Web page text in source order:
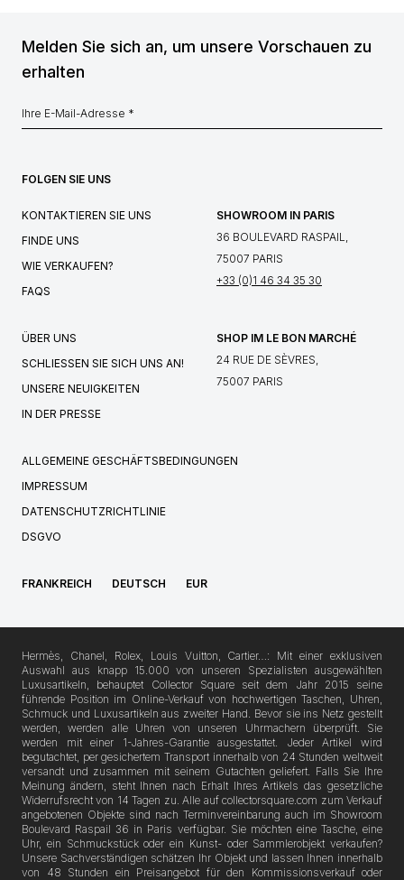
Melden Sie sich an, um unsere Vorschauen zu
erhalten
FOLGEN SIE UNS
KONTAKTIEREN SIE UNS
FINDE UNS
WIE VERKAUFEN?
FAQS
SHOWROOM IN PARIS
36 BOULEVARD RASPAIL,
75007 PARIS
+33 (0)1 46 34 35 30
ÜBER UNS
SCHLIESSEN SIE SICH UNS AN!
UNSERE NEUIGKEITEN
IN DER PRESSE
SHOP IM LE BON MARCHÉ
24 RUE DE SÈVRES,
75007 PARIS
ALLGEMEINE GESCHÄFTSBEDINGUNGEN
IMPRESSUM
DATENSCHUTZRICHTLINIE
DSGVO
FRANKREICH DEUTSCH EUR
Hermès, Chanel, Rolex, Louis Vuitton, Cartier…: Mit einer exklusiven
Auswahl aus knapp 15.000 von unseren Spezialisten ausgewählten
Luxusartikeln, behauptet Collector Square seit dem Jahr 2015 seine
führende Position im Online-Verkauf von hochwertigen Taschen, Uhren,
Schmuck und Luxusartikeln aus zweiter Hand. Bevor sie ins Netz gestellt
werden, werden alle Uhren von unseren Uhrmachern überprüft. Sie
werden mit einer 1-Jahres-Garantie ausgestattet. Jeder Artikel wird
begutachtet, per gesichertem Transport innerhalb von 24 Stunden weltweit
versandt und zusammen mit seinem Gutachten geliefert. Falls Sie Ihre
Meinung ändern, steht Ihnen nach Erhalt Ihres Artikels das gesetzliche
Widerrufsrecht von 14 Tagen zu. Alle auf collectorsquare.com zum Verkauf
angebotenen Objekte sind nach Terminvereinbarung auch im Showroom
Boulevard Raspail 36 in Paris verfügbar. Sie möchten eine Tasche, eine
Uhr, ein Schmuckstück oder ein Kunst- oder Sammlerobjekt verkaufen?
Unsere Sachverständigen schätzen Ihr Objekt und lassen Ihnen innerhalb
von 48 Stunden ein Preisangebot für den Kommissionsverkauf oder